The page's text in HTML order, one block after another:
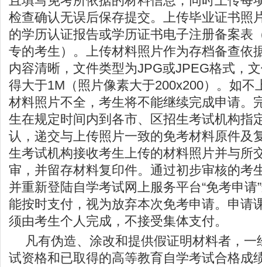
检查确认无误后保存提交。上传毕业证书照
的学历认证报告或学历证书电子注册备案表
专的考生）。上传材料照片作为存档备查依
内容清晰，文件类型为JPG或JPEG格式，
得大于1M（照片像素大于200x200）。如不
材料照片不全，考生将不能继续完成申请。
生在规定时间内到各市、区招生考试机构指
认，递交与上传照片一致的免考材料原件及
生考试机构接收考生上传的材料照片并与所
审，并留存材料复印件。通过初步审核的考
并重新登陆自学考试网上服务平台“免考申请
能按时支付，视为放弃本次免考申请。申请
须由考生个人完成，不接受集体支付。
凡有伪造、涂改和提供假证明材料者，
试资格和已取得的高等教育自学考试合格成